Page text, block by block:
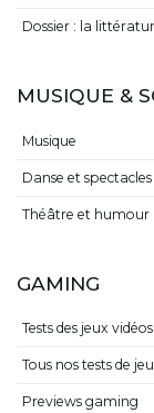
Dossier : la
MUSIQUE &
Musique
Danse et
Théâtre et humour
GAMING
Tests des jeux
Tous nos tests de
Previews gaming